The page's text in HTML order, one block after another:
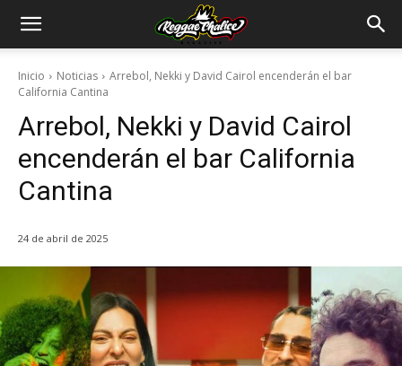
Inicio Noticias
Arrebol, Nekki y David Cairol encenderán el bar
California Cantina
Arrebol, Nekki y David Cairol
encenderán el bar California
Cantina
24 de abril de 2025